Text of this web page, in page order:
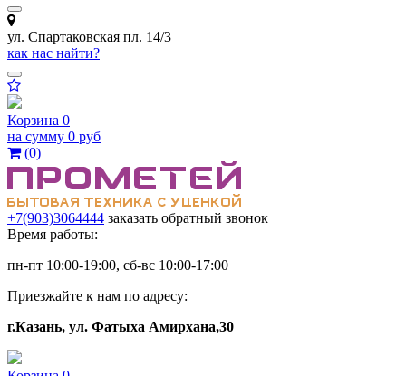
ул. Спартаковская пл. 14/3
как нас найти?
Корзина 0
на сумму 0 руб
(0)
+7(903)3064444 заказать обратный звонок
Время работы:
пн-пт 10:00-19:00, сб-вс 10:00-17:00
Приезжайте к нам по адресу:
г.Казань, ул. Фатыха Амирхана,30